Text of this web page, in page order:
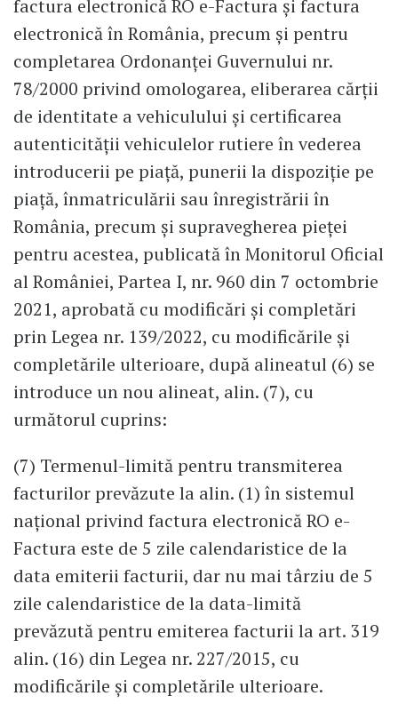
factura electronică RO e-Factura și factura
electronică în România, precum și pentru
completarea Ordonanței Guvernului nr.
78/2000 privind omologarea, eliberarea cărții
de identitate a vehiculului și certificarea
autenticității vehiculelor rutiere în vederea
introducerii pe piață, punerii la dispoziție pe
piață, înmatriculării sau înregistrării în
România, precum și supravegherea pieței
pentru acestea, publicată în Monitorul Oficial
al României, Partea I, nr. 960 din 7 octombrie
2021, aprobată cu modificări și completări
prin Legea nr. 139/2022, cu modificările și
completările ulterioare, după alineatul (6) se
introduce un nou alineat, alin. (7), cu
următorul cuprins:
(7) Termenul-limită pentru transmiterea
facturilor prevăzute la alin. (1) în sistemul
național privind factura electronică RO e-
Factura este de 5 zile calendaristice de la
data emiterii facturii, dar nu mai târziu de 5
zile calendaristice de la data-limită
prevăzută pentru emiterea facturii la art. 319
alin. (16) din Legea nr. 227/2015, cu
modificările și completările ulterioare.